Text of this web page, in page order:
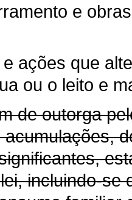
e
ações que
ou o leito e
de outorga
incluindo-se